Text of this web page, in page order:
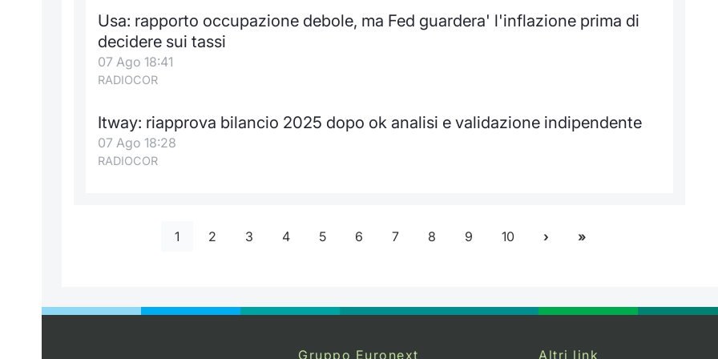
Usa: rapporto occupazione debole, ma Fed guardera' l'inflazione prima di
decidere sui tassi
07 Ago 18:41
RADIOCOR
Itway: riapprova bilancio 2025 dopo ok analisi e validazione indipendente
07 Ago 18:28
RADIOCOR
1 2 3 4 5 6 7 8 9 10
Gruppo Euronext Altri link